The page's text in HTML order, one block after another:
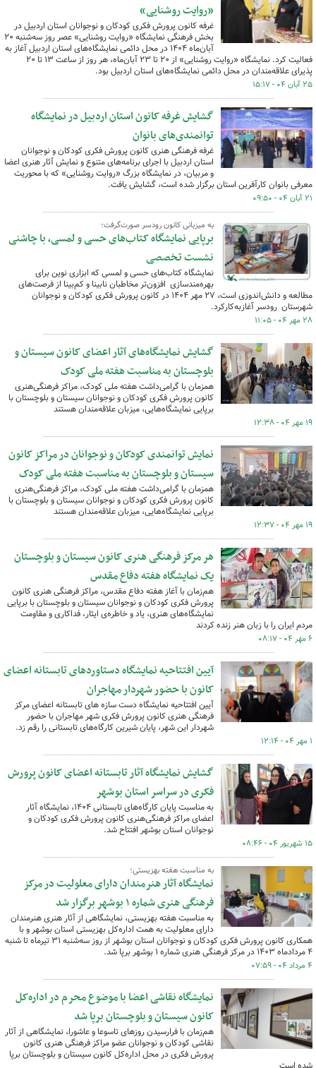
«روایت روشنایی»
غرفه کانون پرورش فکری کودکان و نوجوانان استان اردبیل در
بخش فرهنگی نمایشگاه «روایت روشنایی» عصر روز سه‌شنبه ۲۰
آبان‌ماه ۱۴۰۴ در محل دائمی نمایشگاه‌های استان اردبیل آغاز به
فعالیت کرد. نمایشگاه «روایت روشنایی» از ۲۰ تا ۲۳ آبان‌ماه، هر روز از ساعت ۱۳ تا ۲۰
پذیرای علاقه‌مندان در محل دائمی نمایشگاه‌های استان اردبیل بود.
۲۵ آبان ۰۴ - ۱۵:۱۷
گشایش غرفه کانون استان اردبیل در نمایشگاه
توانمندی‌های بانوان
غرفه فرهنگی هنری کانون پرورش فکری کودکان و نوجوانان
استان اردبیل با اجرای برنامه‌های متنوع و نمایش آثار هنری اعضا
و مربیان، در نمایشگاه بزرگ «روایت روشنایی» که با محوریت
معرفی بانوان کارآفرین استان برگزار شده است، گشایش یافت.
۲۱ آبان ۰۴ - ۰۹:۵۰
به میزبانی کانون رودسر صورت‌گرفت؛
برپایی نمایشگاه کتاب‌های حسی و لمسی، با چاشنی
نشست تخصصی
نمایشگاه کتاب‌های حسی و لمسی که ابزاری نوین برای
بهره‌مندسازی افزون‌تر مخاطبان نابینا و کم‌بینا از فرصت‌های
مطالعه و دانش‌اندوزی است، ۲۷ مهر ۱۴۰۴ در کانون پرورش فکری کودکان و نوجوانان
شهرستان رودسر آغازبه‌کارکرد.
۲۸ مهر ۰۴ - ۱۱:۰۵
گشایش نمایشگاه‌های آثار اعضای کانون سیستان و
بلوچستان به مناسبت هفته ملی کودک
همزمان با گرامی‌داشت هفته ملی کودک، مراکز فرهنگی‌هنری
کانون پرورش فکری کودکان و نوجوانان سیستان و بلوچستان با
برپایی نمایشگاه‌هایی، میزبان علاقه‌مندان هستند
۱۹ مهر ۰۴ - ۱۲:۳۸
نمایش توانمندی کودکان و نوجوانان در مراکز کانون
سیستان و بلوچستان به مناسبت هفته ملی کودک
همزمان با گرامی‌داشت هفته ملی کودک، مراکز فرهنگی‌هنری
کانون پرورش فکری کودکان و نوجوانان سیستان و بلوچستان با
برپایی نمایشگاه‌هایی، میزبان علاقه‌مندان هستند
۱۹ مهر ۰۴ - ۱۲:۳۷
هر مرکز فرهنگی هنری کانون سیستان و بلوچستان
یک نمایشگاه هفته دفاع مقدس
هم‌زمان با آغاز هفته دفاع مقدس، مراکز فرهنگی هنری کانون
پرورش فکری کودکان و نوجوانان سیستان و بلوچستان با برپایی
نمایشگاه‌های هنری، یاد و خاطره‌ی ایثار، فداکاری و مقاومت
مردم ایران را با زبان هنر زنده کردند
۶ مهر ۰۴ - ۰۸:۱۷
آیین افتتاحیه نمایشگاه دستاوردهای تابستانه اعضای
کانون با حضور شهردار مهاجران
آیین افتتاحیه نمایشگاه دست سازه های تابستانه اعضای مرکز
فرهنگی هنری کانون پرورش فکری شهر مهاجران با حضور
شهردار این شهر، پایان شیرین کارگاه‌های تابستانی را رقم زد.
۱ مهر ۰۴ - ۱۲:۱۴
گشایش نمایشگاه آثار تابستانه اعضای کانون پرورش
فکری در سراسر استان بوشهر
به مناسبت پایان کارگاه‌های تابستانی ۱۴۰۴، نمایشگاه آثار
اعضای مراکز فرهنگی‌هنری کانون پرورش فکری کودکان و
نوجوانان استان بوشهر افتتاح شد.
۱۵ شهریور ۰۴ - ۰۸:۴۶
به مناسبت هفته بهزیستی؛
نمایشگاه آثار هنرمندان دارای معلولیت در مرکز
فرهنگی هنری شماره ۱ بوشهر برگزار شد
به مناسبت هفته بهزیستی، نمایشگاهی از آثار هنری هنرمندان
دارای معلولیت به همت اداره‌کل بهزیستی استان بوشهر و با
همکاری کانون پرورش فکری کودکان و نوجوانان استان بوشهر از روز سه‌شنبه ۳۱ تیرماه تا شنبه
۴ مردادماه ۱۴۰۳ در مرکز فرهنگی هنری شماره ۱ بوشهر برپا شد.
۴ مرداد ۰۴ - ۰۷:۵۹
نمایشگاه نقاشی اعضا با موضوع محرم در اداره‌کل
کانون سیستان و بلوچستان برپا شد
هم‌زمان با فرارسیدن روزهای تاسوعا و عاشورا، نمایشگاهی از آثار
نقاشی کودکان و نوجوانان عضو مراکز فرهنگی هنری کانون
پرورش فکری در محل اداره‌کل کانون سیستان و بلوچستان برپا